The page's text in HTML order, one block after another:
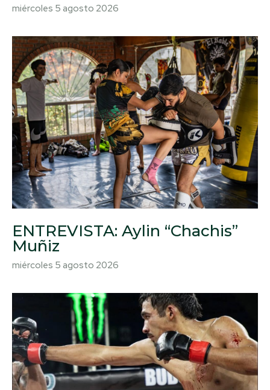
miércoles 5 agosto 2026
ENTREVISTA: Aylin “Chachis”
Muñiz
miércoles 5 agosto 2026